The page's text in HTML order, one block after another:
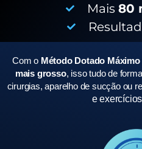
Mais 80
Com o Método Dotado Máximo
mais grosso, isso tudo de forma
cirurgias, aparelho de sucção ou
e